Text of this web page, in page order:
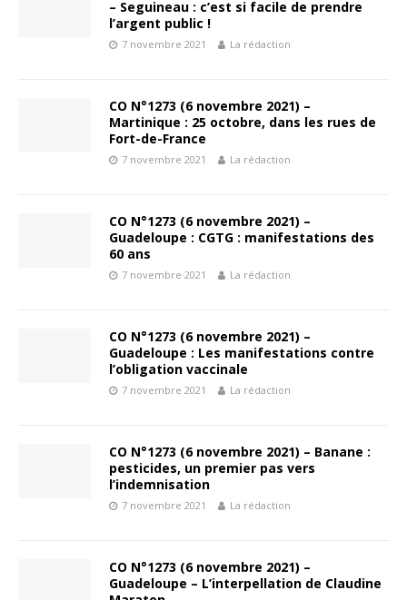
– Seguineau : c’est si facile de prendre
l’argent public !
7 novembre 2021 La rédaction
CO N°1273 (6 novembre 2021) –
Martinique : 25 octobre, dans les rues de
Fort-de-France
7 novembre 2021 La rédaction
CO N°1273 (6 novembre 2021) –
Guadeloupe : CGTG : manifestations des
60 ans
7 novembre 2021 La rédaction
CO N°1273 (6 novembre 2021) –
Guadeloupe : Les manifestations contre
l’obligation vaccinale
7 novembre 2021 La rédaction
CO N°1273 (6 novembre 2021) – Banane :
pesticides, un premier pas vers
l’indemnisation
7 novembre 2021 La rédaction
CO N°1273 (6 novembre 2021) –
Guadeloupe – L’interpellation de Claudine